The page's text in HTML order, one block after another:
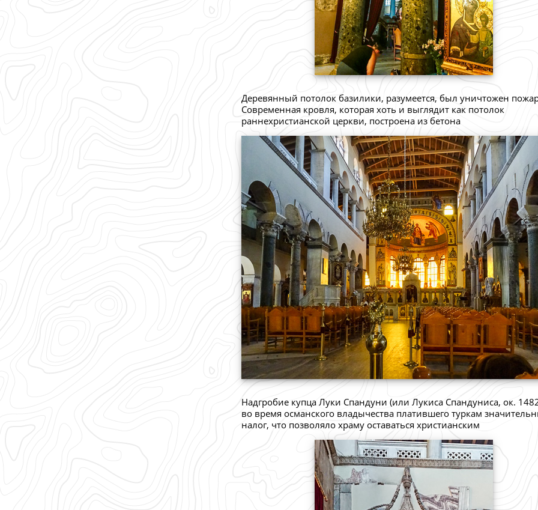
Деревянный потолок базилики, разумеется, был уничтожен
Современная кровля, которая хоть и выглядит как потолок
раннехристианской церкви, построена из бетона
Надгробие купца Луки Спандуни (или Лукиса Спандуниса, ок.
во время османского владычества платившего туркам
налог, что позволяло храму оставаться христианским